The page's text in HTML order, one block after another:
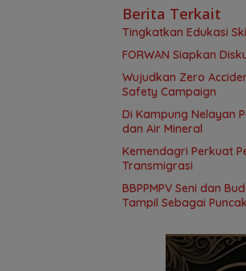
Berita Terkait
Tingkatkan Edukasi
FORWAN Siapkan
Wujudkan Zero
Safety Campaign
Di Kampung Nelayan
dan Air Mineral
Kemendagri Perkuat
Transmigrasi
BBPPMPV Seni dan
Tampil Sebagai